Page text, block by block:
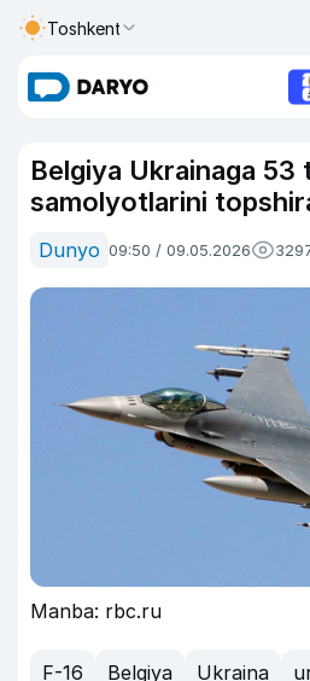
Toshkent
Belgiya Ukrainaga 53
samolyotlarini
Dunyo 09:50 / 09.05.2026
Manba: rbc.ru
F-16 Belgiya Ukraina